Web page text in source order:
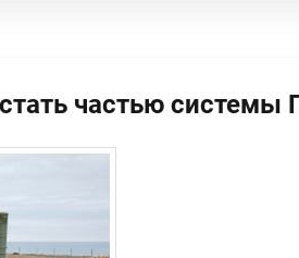
частью системы